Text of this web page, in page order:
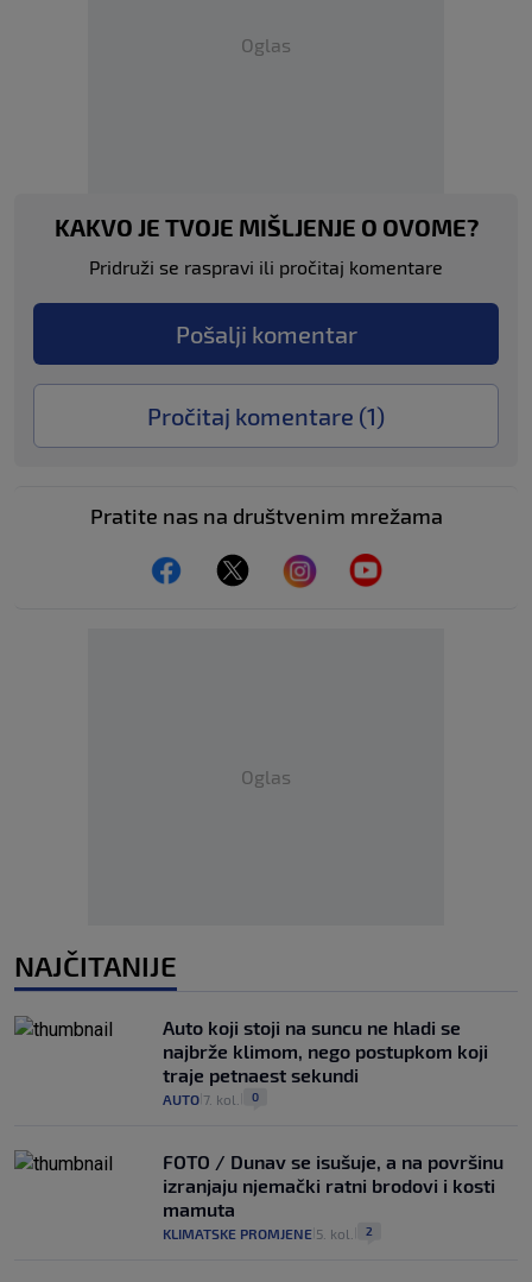
Oglas
KAKVO JE TVOJE MIŠLJENJE O OVOME?
Pridruži se raspravi ili pročitaj komentare
Pošalji komentar
Pročitaj komentare (1)
Pratite nas na društvenim mrežama
Oglas
NAJČITANIJE
Auto koji stoji na suncu ne hladi se
najbrže klimom, nego postupkom koji
traje petnaest sekundi
AUTO 7. kol. 0
FOTO / Dunav se isušuje, a na površinu
izranjaju njemački ratni brodovi i kosti
mamuta
KLIMATSKE PROMJENE 5. kol. 2